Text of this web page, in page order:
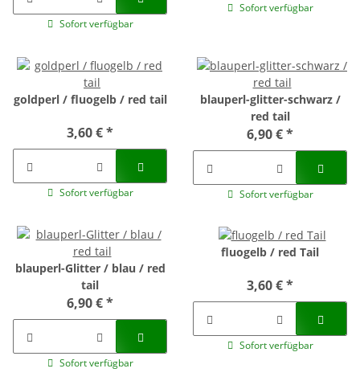
Sofort verfügbar
Sofort verfügbar
goldperl / fluogelb / red tail
3,60 €*
Sofort verfügbar
blauperl-glitter-schwarz /
red tail
6,90 €*
Sofort verfügbar
blauperl-Glitter / blau / red
tail
6,90 €*
Sofort verfügbar
fluogelb / red Tail
3,60 €*
Sofort verfügbar